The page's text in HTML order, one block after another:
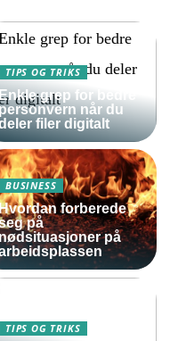
TIPS OG TRIKS
grep for bedre
når du
filer digitalt
BUSINESS
forberede
på
på
TIPS OG TRIKS